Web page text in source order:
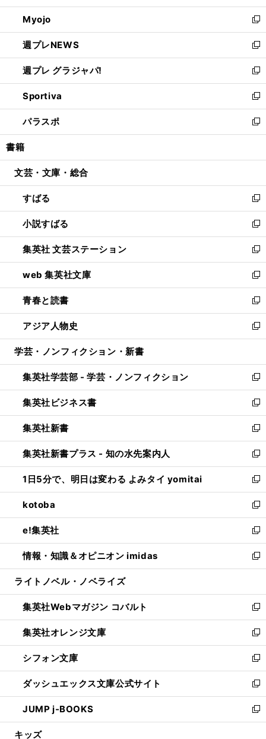
開
く
ウ
で
開
く
ン
ド
ウ
で
開
く
ウ
ィ
ン
ド
ウ
で
開
く
Myojo
新
し
い
ウ
ィ
ン
ド
ウ
で
開
週プレNEWS
新
し
い
ウ
ィ
ン
ド
ウ
開
週プレ グラジャパ!
新
し
い
ウ
ィ
ン
ウ
開
く
Sportiva
新
し
い
ウ
ン
ウ
で
開
く
パラスポ
新
し
ウ
ン
ド
ウ
で
開
く
書籍
文芸・文庫・総合
すばる
新
し
い
ウ
ィ
ン
ド
ウ
で
開
く
小説すばる
新
し
い
ウ
ィ
ン
ド
ウ
で
開
集英社 文芸ステーション
新
し
い
ウ
ィ
ン
ド
ウ
開
く
web 集英社文庫
新
し
い
ウ
ィ
ン
ウ
で
開
く
青春と読書
新
し
い
ウ
ン
ド
ウ
で
開
く
アジア人物史
新
し
ウ
ィ
ン
ド
ウ
で
開
く
学芸・ノンフィクション・新書
集英社学芸部 - 学芸・ノンフィクション
新
し
い
ウ
ィ
ン
ド
ウ
で
開
く
集英社ビジネス書
新
し
い
ウ
ィ
ン
ド
ウ
で
開
く
集英社新書
新
し
い
ウ
ィ
ン
ド
ウ
で
開
く
集英社新書プラス - 知の水先案内人
新
し
い
ウ
ィ
ン
ド
ウ
で
開
1日5分で、明日は変わる よみタイ yomitai
新
し
い
ウ
ィ
ン
ド
ウ
開
く
kotoba
新
し
い
ウ
ィ
ン
ウ
で
開
く
e!集英社
新
し
い
ウ
ン
ド
ウ
で
開
く
情報・知識＆オピニオン imidas
新
し
ウ
ィ
ン
ド
ウ
で
開
く
ライトノベル・ノベライズ
集英社Webマガジン コバルト
新
し
い
ウ
ィ
ン
ド
ウ
で
開
集英社オレンジ文庫
新
し
い
ウ
ィ
ン
ド
ウ
シフォン文庫
新
し
い
ウ
ィ
ン
ダッシュエックス文庫公式サイト
新
し
い
ウ
JUMP j-BOOKS
新
し
キッズ